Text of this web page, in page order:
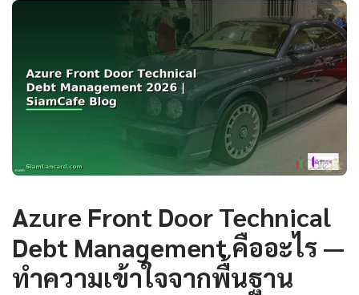
Azure Front Door Technical
Debt Management คืออะไร —
ทำความเข้าใจจากพื้นฐาน